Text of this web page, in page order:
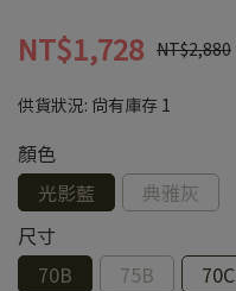
NT$1,728 NT$2,880
供貨狀況: 尚有庫存 1
顏色
光影藍
典雅灰
尺寸
70B
75B 70C